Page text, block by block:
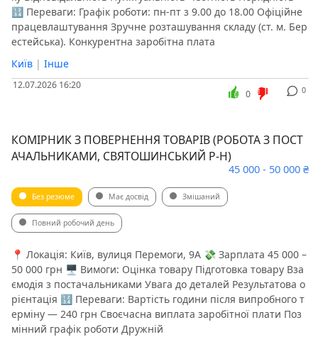
🔢 Переваги: Графік роботи: пн-пт з 9.00 до 18.00 Офіційне
працевлаштування Зручне розташування складу (ст. м. Бер
естейська). Конкурентна заробітна плата
Київ | Інше
12.07.2026 16:20 0
0
КОМІРНИК З ПОВЕРНЕННЯ ТОВАРІВ (РОБОТА З ПОСТ
АЧАЛЬНИКАМИ, СВЯТОШИНСЬКИЙ Р-Н)
45 000 - 50 000 ₴
Без резюме Має досвід Змішаний
Повний робочий день
📍 Локація: Київ, вулиця Перемоги, 9А 💸 Зарплата 45 000 –
50 000 грн 🖥 Вимоги: Оцінка товару Підготовка товару Вза
ємодія з постачальниками Увага до деталей Результатова о
рієнтація 🔢 Переваги: Вартість години після випробного т
ерміну — 240 грн Своєчасна виплата заробітної плати Поз
мінний графік роботи Дружній